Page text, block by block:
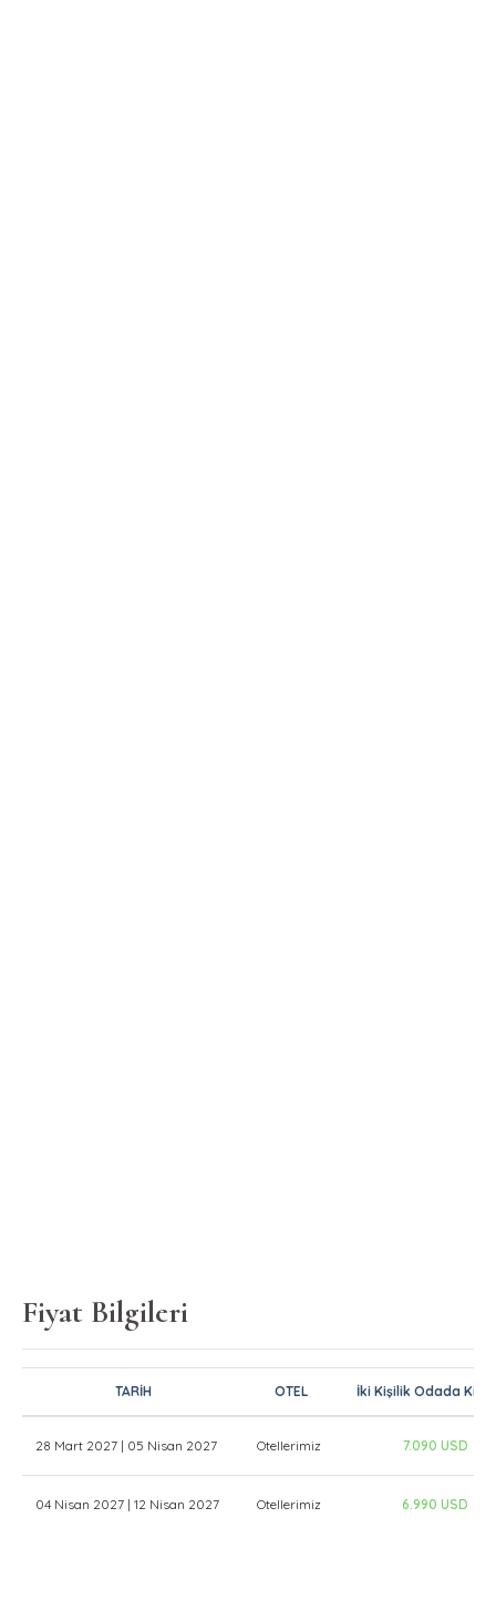
Fiyat Bilgileri
TARİH OTEL İki Kişilik Odada
28 Mart 2027 | 05 Nisan 2027 Otellerimiz 7.090 USD
04 Nisan 2027 | 12 Nisan 2027 Otellerimiz 6.990 USD